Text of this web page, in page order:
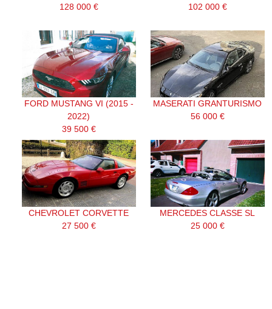
128 000 €
102 000 €
FORD MUSTANG VI (2015 -
2022)
39 500 €
MASERATI GRANTURISMO
56 000 €
CHEVROLET CORVETTE
27 500 €
MERCEDES CLASSE SL
25 000 €